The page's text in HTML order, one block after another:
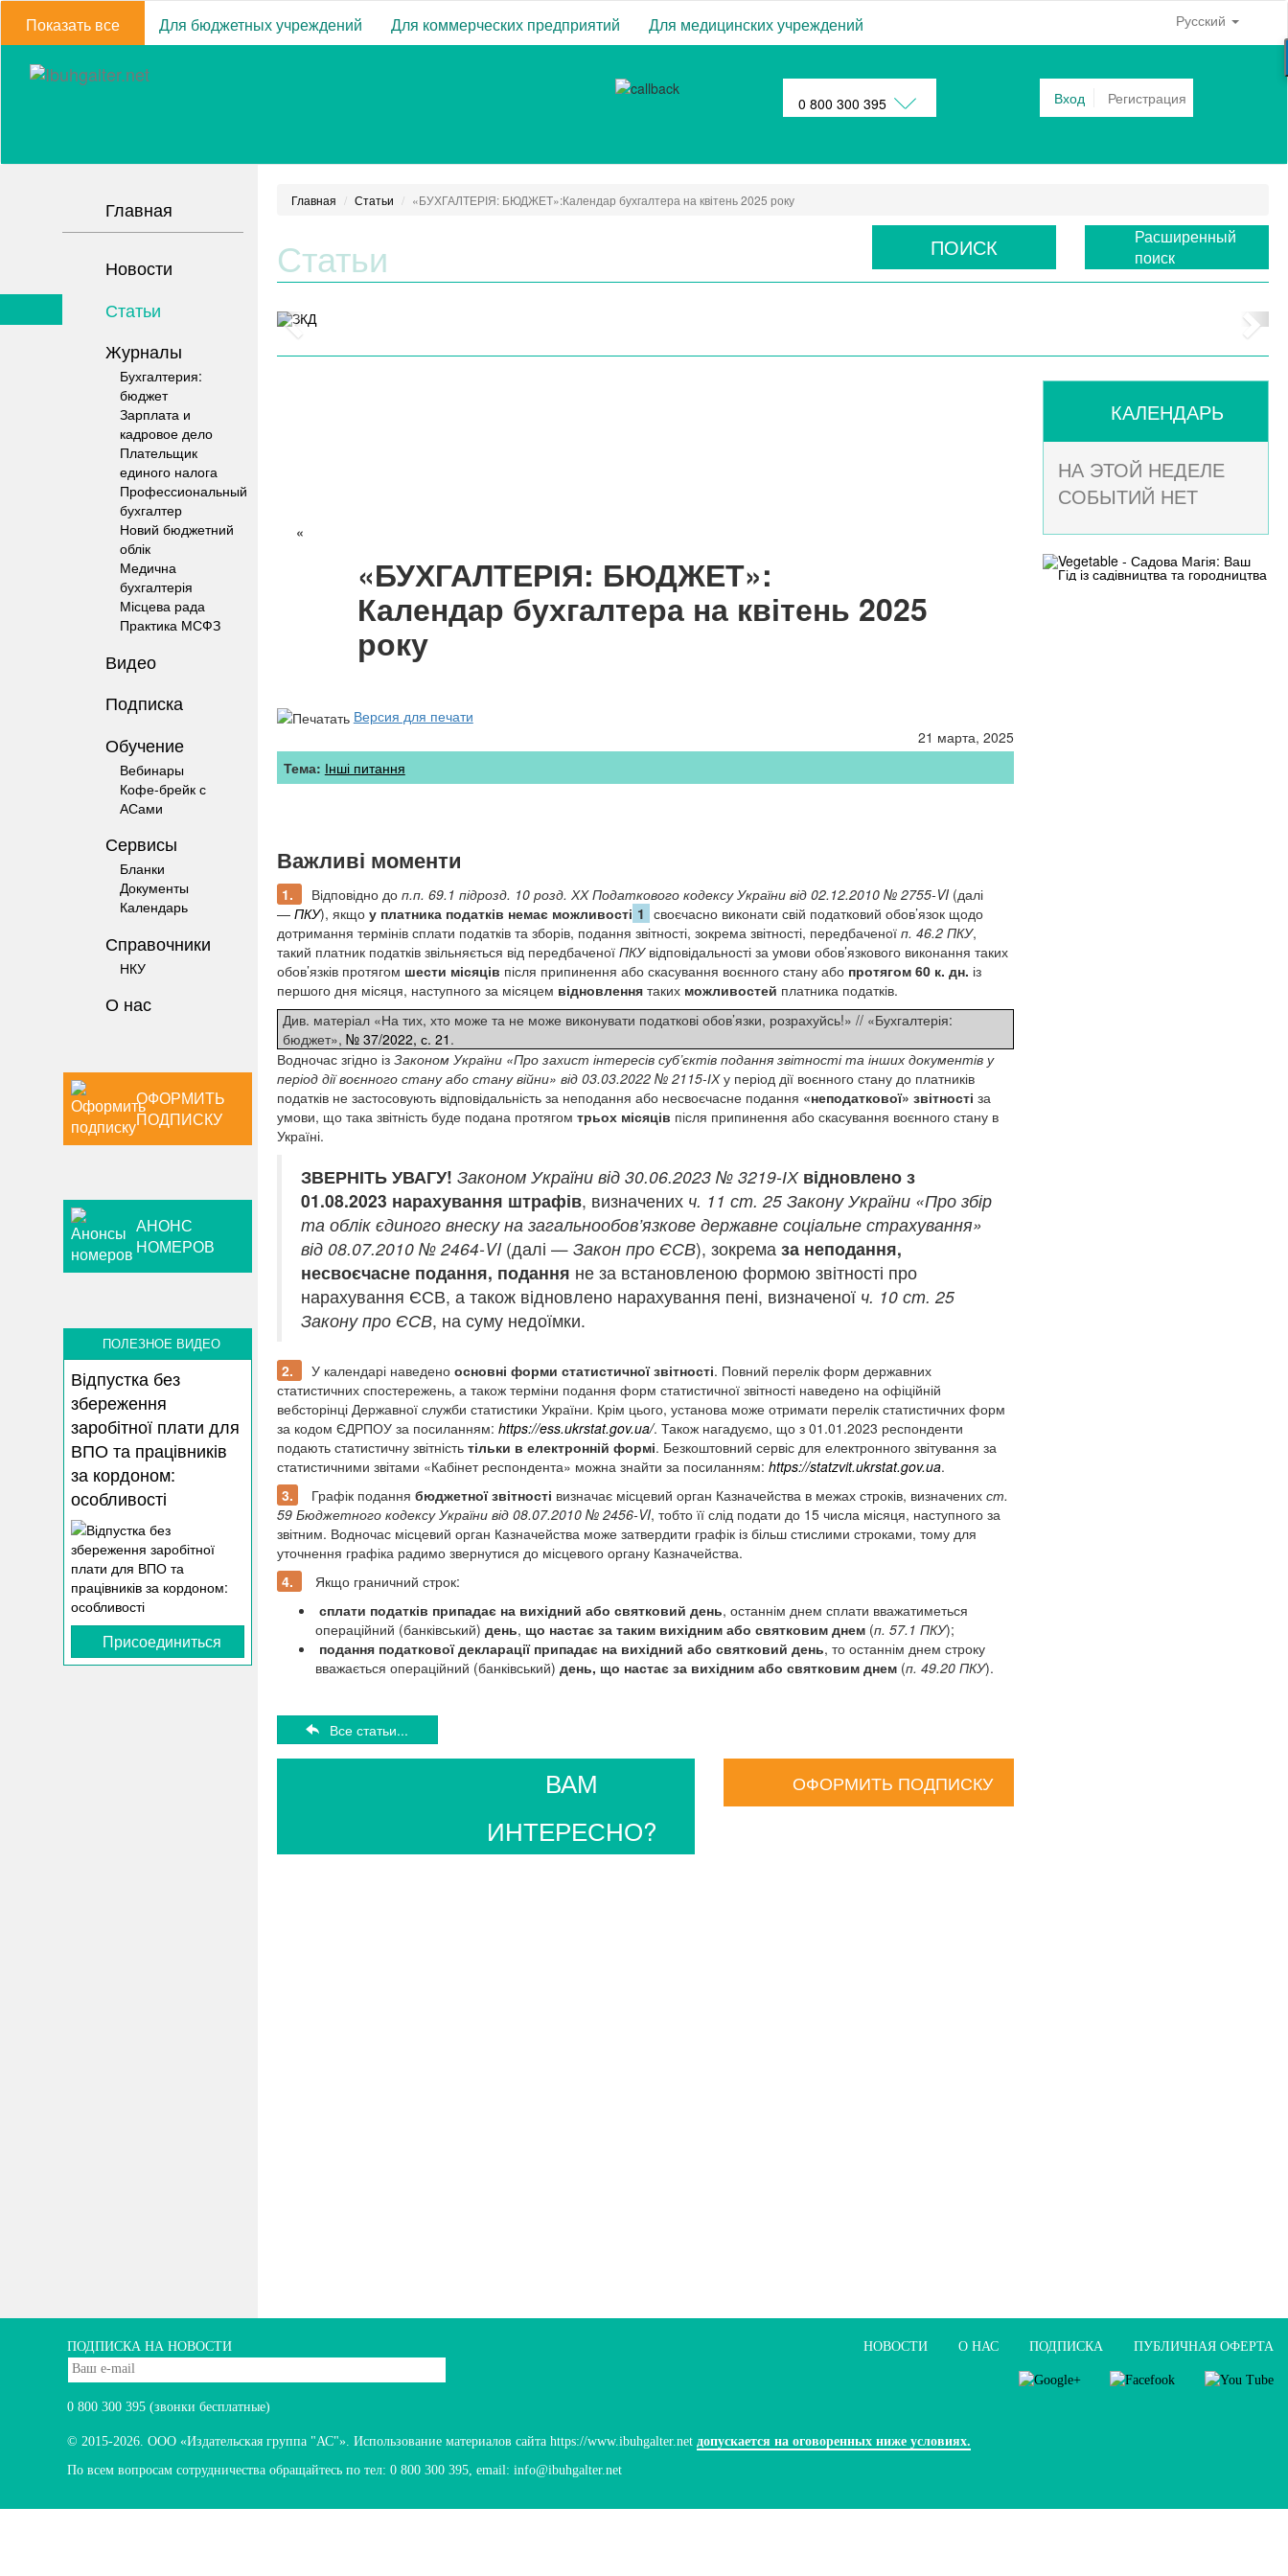
Показать все Для бюджетных учреждений Для коммерческих предприятий Для медицинских учреждений Русский
0 800 300 395 Вход Регистрация
Главная
Новости
Статьи
Журналы
Бухгалтерия:
бюджет
Зарплата и
кадровое дело
Плательщик
единого налога
Профессиональный
бухгалтер
Новий бюджетний
облік
Медична
бухгалтерія
Місцева рада
Практика МСФЗ
Видео
Подписка
Обучение
Вебинары
Кофе-брейк с
АСами
Сервисы
Бланки
Документы
Календарь
Справочники
НКУ
О нас
ОФОРМИТЬ
ПОДПИСКУ
АНОНС
НОМЕРОВ
ПОЛЕЗНОЕ ВИДЕО
Відпустка без
збереження
заробітної плати для
ВПО та працівників
за кордоном:
особливості
Присоединиться
Главная Статьи «БУХГАЛТЕРІЯ: БЮДЖЕТ»:Календар бухгалтера на квітень 2025 року
Статьи ПОИСК
Расширенный
поиск
«
«БУХГАЛТЕРІЯ: БЮДЖЕТ»:
Календар бухгалтера на квітень 2025
року
Версия для печати
21 марта, 2025
Тема: Інші питання
Важливі моменти
1. Відповідно до п.п. 69.1 підрозд. 10 розд. ХХ Податкового кодексу України від 02.12.2010 № 2755-VI(далі
— ПКУ), якщо у платника податків немає можливості 1 своєчасно виконати свій податковий обов’язок щодо
дотримання термінів сплати податків та зборів, подання звітності, зокрема звітності, передбаченої п. 46.2 ПКУ,
такий платник податків звільняється від передбаченої ПКУвідповідальності за умови обов’язкового виконання таких
обов’язків протягом шести місяців після припинення або скасування воєнного стану або протягом 60 к. дн. із
першого дня місяця, наступного за місяцем відновленнятаких можливостей платника податків.
Див. матеріал «На тих, хто може та не може виконувати податкові обов’язки, розрахуйсь!» // «Бухгалтерія:
бюджет», № 37/2022, с. 21 .
Водночас згідно із Законом України «Про захист інтересів суб’єктів подання звітності та інших документів у
період дії воєнного стану або стану війни» від 03.03.2022 № 2115-ІХу період дії воєнного стану до платників
податків не застосовують відповідальність за неподання або несвоєчасне подання «неподаткової» звітності за
умови, що така звітність буде подана протягом трьох місяців після припинення або скасування воєнного стану в
Україні.
ЗВЕРНІТЬ УВАГУ! Законом України від 30.06.2023 № 3219-ІХ відновлено з
01.08.2023 нарахування штрафів, визначених ч. 11 ст. 25 Закону України «Про збір
та облік єдиного внеску на загальнообов’язкове державне соціальне страхування»
від 08.07.2010 № 2464-VI(далі — Закон про ЄСВ), зокрема за неподання,
несвоєчасне подання, подання не за встановленою формою звітності про
нарахування ЄСВ, а також відновлено нарахування пені, визначеної ч. 10 ст. 25
Закону про ЄСВ, на суму недоїмки.
2. У календарі наведено основні форми статистичної звітності. Повний перелік форм державних
статистичних спостережень, а також терміни подання форм статистичної звітності наведено на офіційній
вебсторінці Державної служби статистики України. Крім цього, установа може отримати перелік статистичних форм
за кодом ЄДРПОУ за посиланням: https://ess.ukrstat.gov.ua/. Також нагадуємо, що з 01.01.2023 респонденти
подають статистичну звітність тільки в електронній формі. Безкоштовний сервіс для електронного звітування за
статистичними звітами «Кабінет респондента» можна знайти за посиланням: https://statzvit.ukrstat.gov.ua.
3.
Графік подання бюджетної звітності визначає місцевий орган Казначейства в межах строків, визначених ст.
59 Бюджетного кодексу України від 08.07.2010 № 2456-VI, тобто її слід подати до 15 числа місяця, наступного за
звітним. Водночас місцевий орган Казначейства може затвердити графік із більш стислими строками, тому для
уточнення графіка радимо звернутися до місцевого органу Казначейства.
4.
Якщо граничний строк:
сплати податків припадає на вихідний або святковий день, останнім днем сплати вважатиметься
операційний (банківський) день, що настає за таким вихідним або святковим днем(п. 57.1 ПКУ);
подання податкової декларації припадає на вихідний або святковий день, то останнім днем строку
вважається операційний (банківський) день, що настає за вихідним або святковим днем(п. 49.20 ПКУ).
Все статьи...
ВАМ
ИНТЕРЕСНО?
ОФОРМИТЬ ПОДПИСКУ
КАЛЕНДАРЬ
НА ЭТОЙ НЕДЕЛЕ
СОБЫТИЙ НЕТ
ПОДПИСКА НА НОВОСТИ
0 800 300 395 (звонки бесплатные)
НОВОСТИ О НАС ПОДПИСКА ПУБЛИЧНАЯ ОФЕРТА
© 2015-2026. ООО «Издательская группа "АС"». Использование материалов сайта https://www.ibuhgalter.net допускается на оговоренных ниже условиях.
По всем вопросам сотрудничества обращайтесь по тел: 0 800 300 395, email: info@ibuhgalter.net